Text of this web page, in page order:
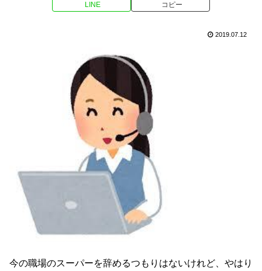
LINE コピー
2019.07.12
今の職場のスーパーを辞めるつもりはないけれど、やはり